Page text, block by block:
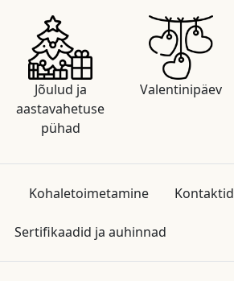
Jõulud ja
aastavahetuse
pühad
Valentinipäev
Kohaletoimetamine Kontaktid
Sertifikaadid ja auhinnad